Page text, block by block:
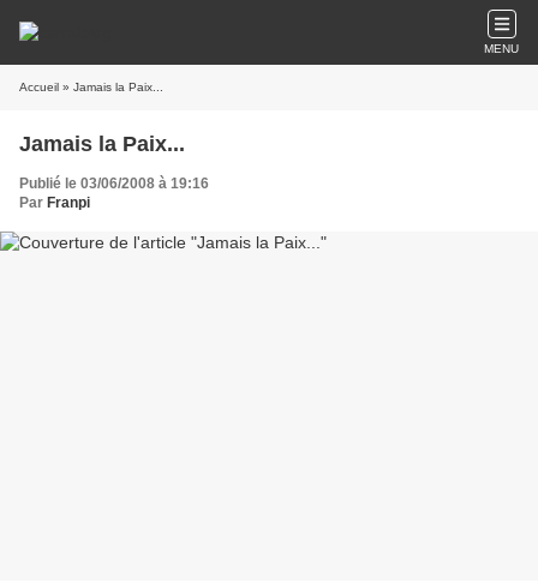
MENU
Accueil » Jamais la Paix...
Jamais la Paix...
Publié le 03/06/2008 à 19:16
Par Franpi